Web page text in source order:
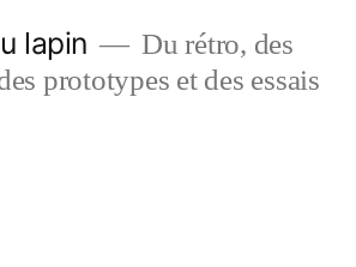
lapin
Du rétro, des
prototypes et des essais